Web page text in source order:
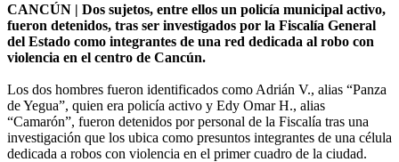
CANCÚN | Dos sujetos, entre ellos un policía municipal activo,
fueron detenidos, tras ser investigados por la Fiscalía General
del Estado como integrantes de una red dedicada al robo con
violencia en el centro de Cancún.
Los dos hombres fueron identificados como Adrián V., alias “Panza
de Yegua”, quien era policía activo y Edy Omar H., alias
“Camarón”, fueron detenidos por personal de la Fiscalía tras una
investigación que los ubica como presuntos integrantes de una célula
dedicada a robos con violencia en el primer cuadro de la ciudad.